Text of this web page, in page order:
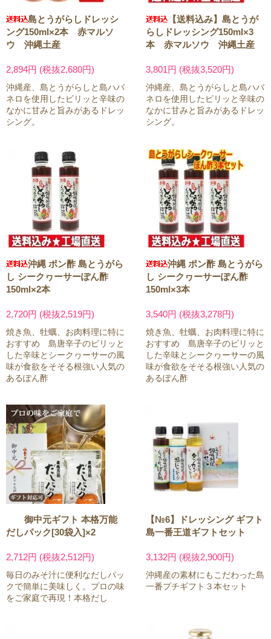
島とうがらしドレッシ
ング150ml×2本 赤マルソ
ウ 沖縄土産
2,894円 (税抜2,680円)
沖縄産、島とうがらしと島ハバ
ネロを使用したピリッと辛味の
なかに甘みと旨みがあるドレッ
シング。
【送料込み】島とうが
らしドレッシング150ml×3
本 赤マルソウ 沖縄土産
3,801円 (税抜3,520円)
沖縄産、島とうがらしと島ハバ
ネロを使用したピリッと辛味の
なかに甘みと旨みがあるドレッ
シング。
沖縄 ポン酢 島とうがら
し シークヮーサーぽん酢
150ml×2本
2,720円 (税抜2,519円)
焼き魚、牡蠣、お肉料理に特に
おすすめ 島唐辛子のピリッと
した辛味とシークヮーサーの風
味が食欲をそそる根強い人気の
あるぽん酢
沖縄 ポン酢 島とうがら
し シークヮーサーぽん酢
150ml×3本
3,540円 (税抜3,278円)
焼き魚、牡蠣、お肉料理に特に
おすすめ 島唐辛子のピリッと
した辛味とシークヮーサーの風
味が食欲をそそる根強い人気の
あるぽん酢
御中元ギフト 本格万能
だしパック[30袋入]×2
2,712円 (税抜2,512円)
毎日のみそ汁に便利なだしパッ
クで簡単に美味しく。プロの味
をご家庭で再現！本格だし
【№6】ドレッシング ギフト
島一番王道ギフトセット
3,132円 (税抜2,900円)
沖縄産の素材にもこだわった島
一番プチギフト３本セット